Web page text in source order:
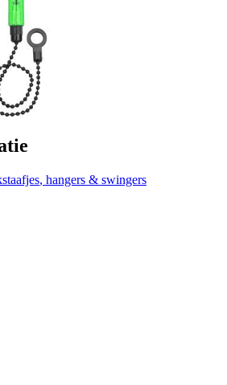
, hangers & swingers